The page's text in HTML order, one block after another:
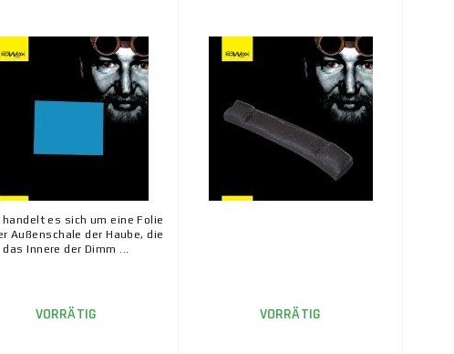
handelt es sich um eine Folie
Außenschale der Haube, die
das Innere der Dimm ...
VORRÄTIG VORRÄTIG